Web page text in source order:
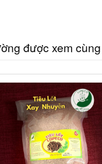
được xem cùng